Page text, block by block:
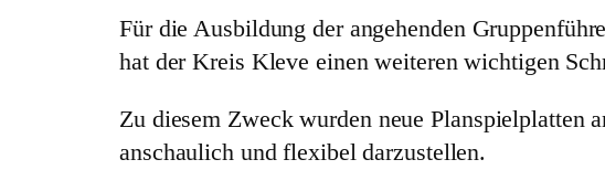
Für die Ausbildung der angehenden
hat der Kreis Kleve einen weiteren wichtigen
Zu diesem Zweck wurden neue Planspielplatten
anschaulich und flexibel darzustellen.